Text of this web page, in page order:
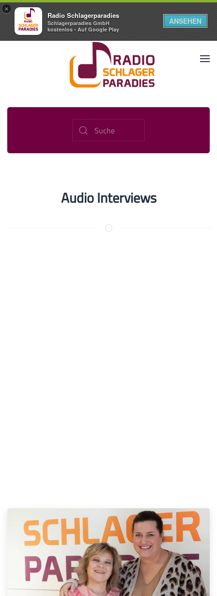
×
Radio Schlagerparadies
Schlagerparadies GmbH
kostenlos - Auf Google Play
ANSEHEN
Audio Interviews